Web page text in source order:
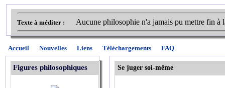
Texte à méditer : Aucune philosophie n'a jamais pu mettre fin à
Accueil Nouvelles Liens Téléchargements FAQ
Figures philosophiques Se juger soi-même